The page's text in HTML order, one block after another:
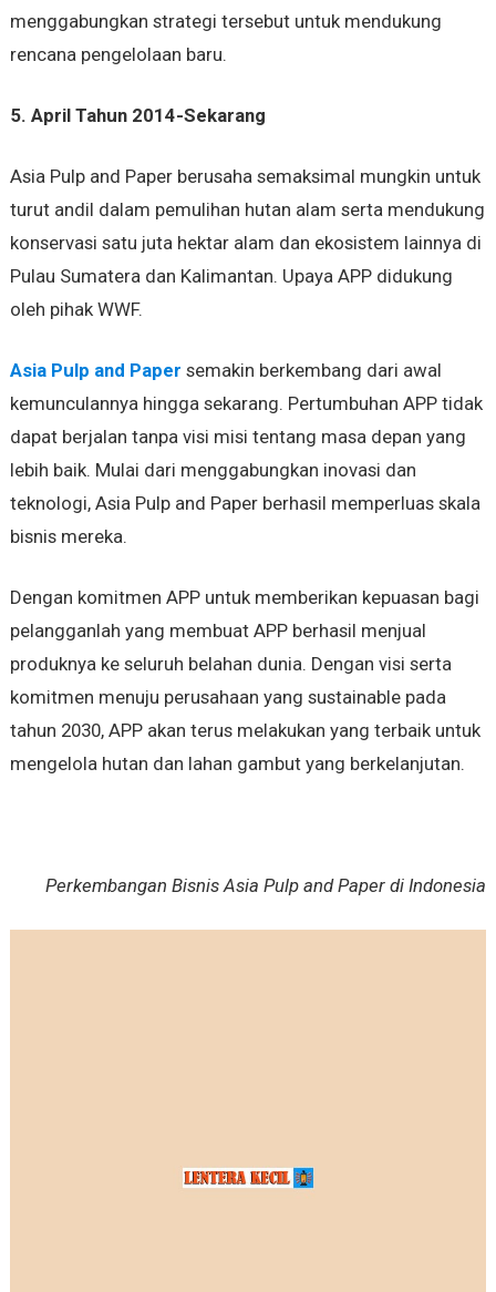
menggabungkan strategi tersebut untuk mendukung
rencana pengelolaan baru.
5. April Tahun 2014-Sekarang
Asia Pulp and Paper berusaha semaksimal mungkin untuk
turut andil dalam pemulihan hutan alam serta mendukung
konservasi satu juta hektar alam dan ekosistem lainnya di
Pulau Sumatera dan Kalimantan. Upaya APP didukung
oleh pihak WWF.
Asia Pulp and Paper semakin berkembang dari awal
kemunculannya hingga sekarang. Pertumbuhan APP tidak
dapat berjalan tanpa visi misi tentang masa depan yang
lebih baik. Mulai dari menggabungkan inovasi dan
teknologi, Asia Pulp and Paper berhasil memperluas skala
bisnis mereka.
Dengan komitmen APP untuk memberikan kepuasan bagi
pelangganlah yang membuat APP berhasil menjual
produknya ke seluruh belahan dunia. Dengan visi serta
komitmen menuju perusahaan yang sustainable pada
tahun 2030, APP akan terus melakukan yang terbaik untuk
mengelola hutan dan lahan gambut yang berkelanjutan.
Perkembangan Bisnis Asia Pulp and Paper di Indonesia